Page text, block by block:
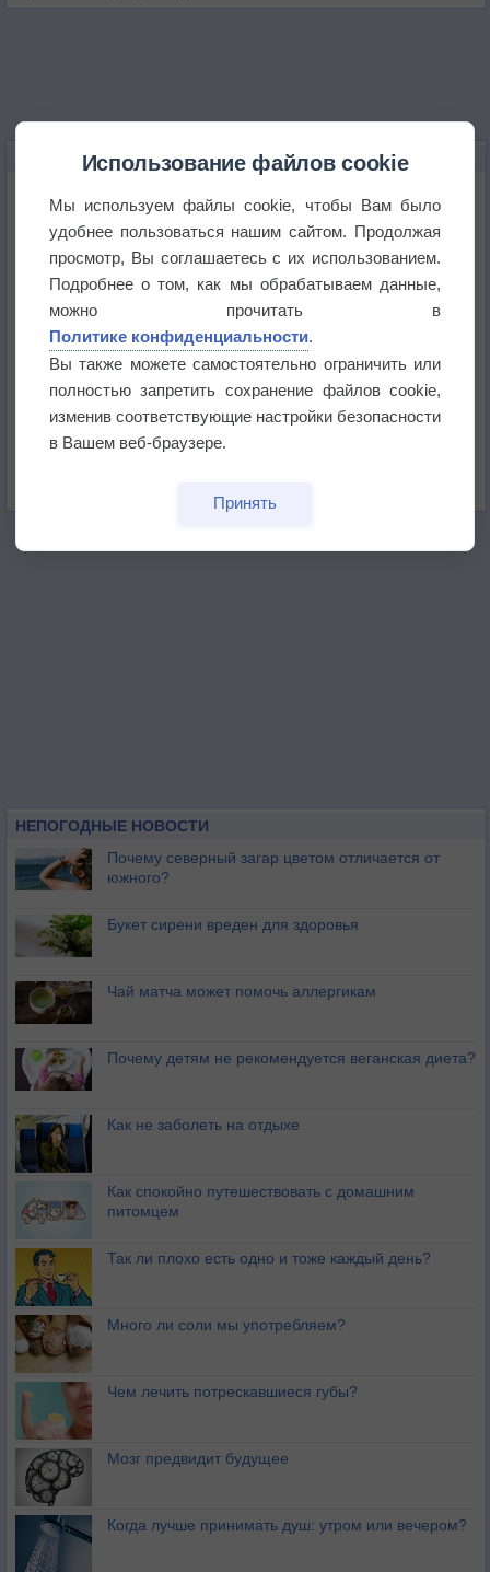
НОВОЕ О ПОГОДЕ
Атмосфера начала замерзать
В Приморье обнаружены морские волны тепла
Изменение климата повлияло на ареал обитания
бабочек
Погода в Екатеринбурге 6 августа
НЕПОГОДНЫЕ НОВОСТИ
Почему северный загар цветом отличается от
южного?
Букет сирени вреден для здоровья
Чай матча может помочь аллергикам
Почему детям не рекомендуется веганская диета?
Как не заболеть на отдыхе
Как спокойно путешествовать с домашним
питомцем
Так ли плохо есть одно и тоже каждый день?
Много ли соли мы употребляем?
Чем лечить потрескавшиеся губы?
Мозг предвидит будущее
Когда лучше принимать душ: утром или вечером?
Использование файлов cookie
Мы используем файлы cookie, чтобы Вам было
удобнее пользоваться нашим сайтом. Продолжая
просмотр, Вы соглашаетесь с их использованием.
Подробнее о том, как мы обрабатываем данные,
можно прочитать в
Политике конфиденциальности.
Вы также можете самостоятельно ограничить или
полностью запретить сохранение файлов cookie,
изменив соответствующие настройки безопасности
в Вашем веб-браузере.
Принять